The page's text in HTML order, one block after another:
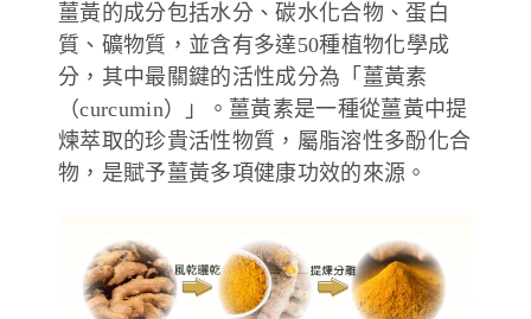
薑黃的成分包括水分、碳水化合物、蛋白
質、礦物質，並含有多達50種植物化學成
分，其中最關鍵的活性成分為「薑黃素
（curcumin）」。薑黃素是一種從薑黃中提
煉萃取的珍貴活性物質，屬脂溶性多酚化合
物，是賦予薑黃多項健康功效的來源。